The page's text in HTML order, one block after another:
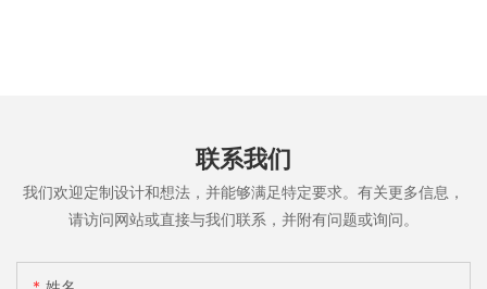
联系我们
我们欢迎定制设计和想法，并能够满足特定要求。有关更多信息，
请访问网站或直接与我们联系，并附有问题或询问。